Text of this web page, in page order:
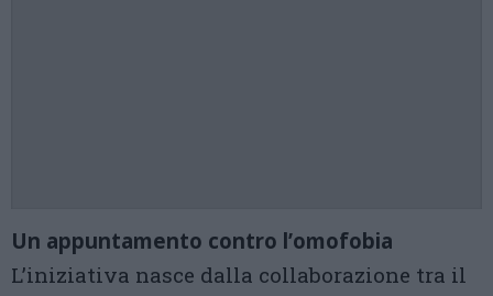
Un appuntamento contro l’omofobia
L’iniziativa nasce dalla collaborazione tra il